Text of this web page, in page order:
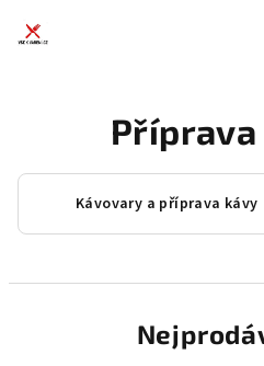
Kávovary a příprava kávy